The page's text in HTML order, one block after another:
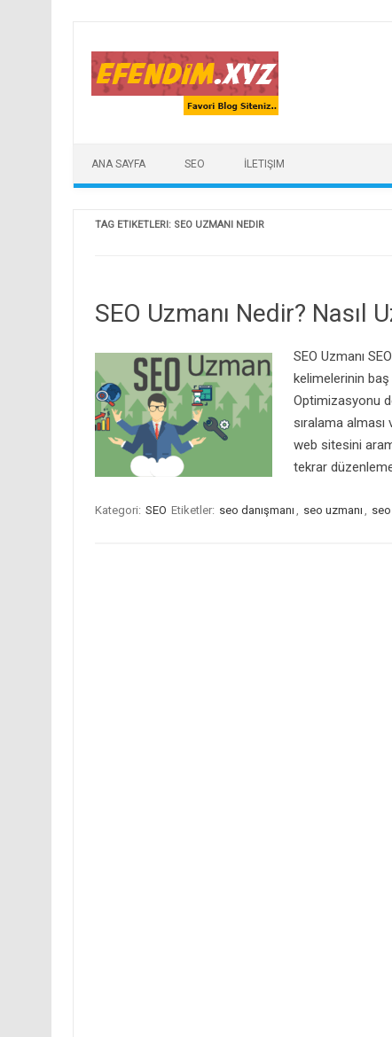
ANA SAYFA SEO İLETIŞIM
TAG ETIKETLERI: SEO UZMANI NEDIR
SEO Uzmanı Nedir?
SEO Uzmanı
kelimelerinin
Optimizasyonu
sıralama
web sitesini
tekrar
Kategori: SEO Etiketler: seo danışmanı , seo uzmanı ,